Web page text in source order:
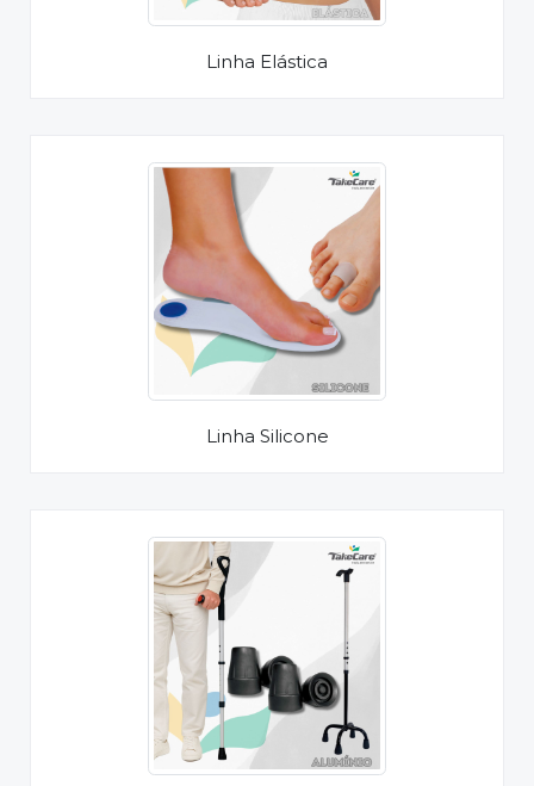
Linha Elástica
Linha Silicone